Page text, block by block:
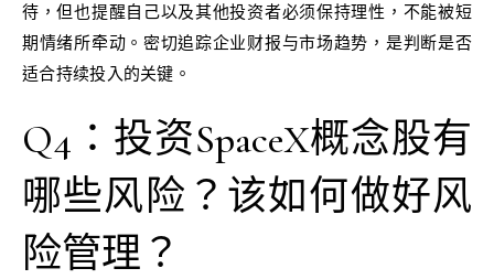
待，但也提醒自己以及其他投资者必须保持理性，不能被短
期情绪所牵动。密切追踪企业财报与市场趋势，是判断是否
适合持续投入的关键。
Q4：投资SpaceX概念股有
哪些风险？该如何做好风
险管理？